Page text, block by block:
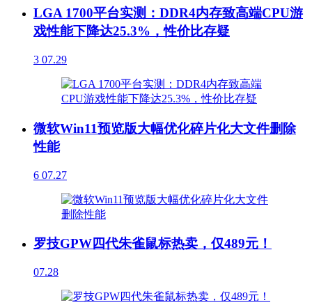
LGA 1700平台实测：DDR4内存致高端CPU游
戏性能下降达25.3%，性价比存疑
3 07.29
微软Win11预览版大幅优化碎片化大文件删除
性能
6 07.27
罗技GPW四代朱雀鼠标热卖，仅489元！
07.28